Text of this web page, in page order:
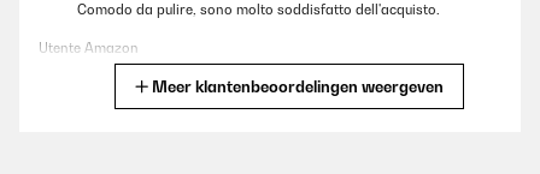
Comodo da pulire, sono molto soddisfatto dell'acquisto.
Utente Amazon
Meer klantenbeoordelingen weergeven